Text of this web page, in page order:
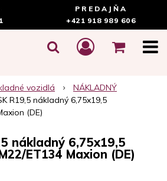
PREDAJŇA
+421 918 989 606
vozidlá
NÁKLADNÝ
R19,5 nákladný 6,75x19,5
(DE)
nákladný 6,75x19,5
ET134 Maxion (DE)